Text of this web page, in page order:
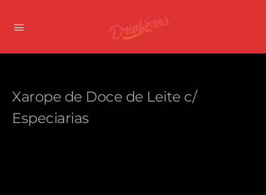
Xarope de Doce de Leite c/
Especiarias